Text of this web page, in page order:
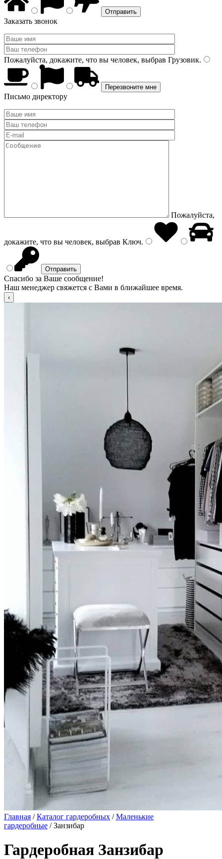
Заказать звонок
Пожалуйста, докажите, что вы человек, выбрав Грузовик.
Письмо директору
Пожалуйста,
докажите, что вы человек, выбрав Ключ.
Спасибо за Ваше сообщение!
Наш менеджер свяжется с Вами в ближайшее время.
Главная /Каталог гардеробных /Маленькие
гардеробные / Занзибар
Гардеробная Занзибар